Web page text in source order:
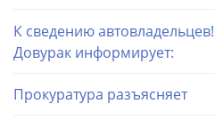
К сведению
Довурак информирует:
Прокуратура разъясняет